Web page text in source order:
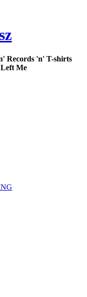
Records 'n' T-shirts
Me